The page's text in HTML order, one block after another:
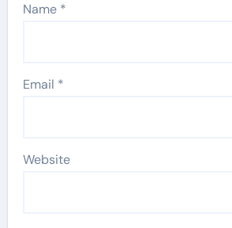
Name *
Email *
Website